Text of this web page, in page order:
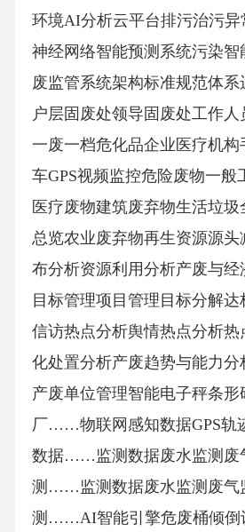
环境AI分析云平台排污治污
神经网络智能预测系统污染智
废监管系统架构标准规范体系
户层固废处领导固废处工作
一废一档危化品企业医疗机构
车GPS视频监控危险废物一般
医疗废物建筑废弃物生活垃
总览农业废弃物再生资源源头
布分析资源利用分析产废与
目标管理项目管理目标分解
信访热点分析舆情热点分析热
化处置分析产废趋势与能力分
产废单位管理智能电子秤条形
厂……物联网感知数据GPS轨
数据……监测数据废水监测废
测……监测数据废水监测废气
测……AI智能引擎危废桶倾倒